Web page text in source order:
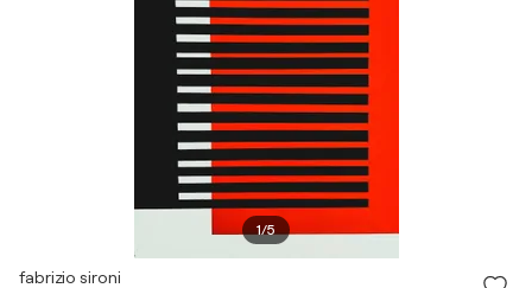
1/5
fabrizio sironi